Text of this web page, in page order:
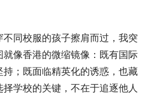
同校服的孩子擦肩而过，我突
像香港的微缩镜像：既有国际
；既面临精英化的诱惑，也藏
学校的关键，不在于追逐他人